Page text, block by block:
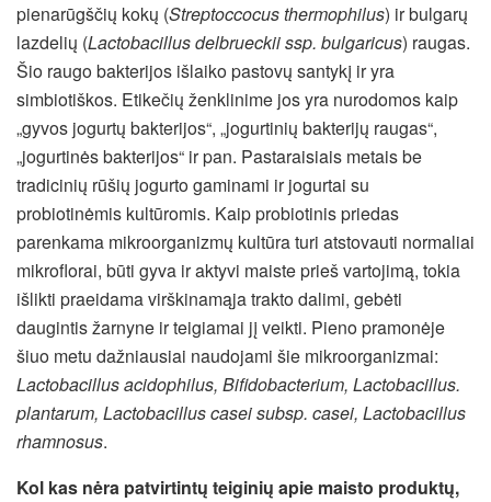
pienarūgščių kokų (Streptoccocus thermophilus) ir bulgarų
lazdelių (Lactobacillus delbrueckii ssp. bulgaricus) raugas.
Šio raugo bakterijos išlaiko pastovų santykį ir yra
simbiotiškos. Etikečių ženklinime jos yra nurodomos kaip
„gyvos jogurtų bakterijos“, „jogurtinių bakterijų raugas“,
„jogurtinės bakterijos“ ir pan. Pastaraisiais metais be
tradicinių rūšių jogurto gaminami ir jogurtai su
probiotinėmis kultūromis. Kaip probiotinis priedas
parenkama mikroorganizmų kultūra turi atstovauti normaliai
mikroflorai, būti gyva ir aktyvi maiste prieš vartojimą, tokia
išlikti praeidama virškinamąja trakto dalimi, gebėti
daugintis žarnyne ir teigiamai jį veikti. Pieno pramonėje
šiuo metu dažniausiai naudojami šie mikroorganizmai:
Lactobacillus acidophilus, Bifidobacterium, Lactobacillus.
plantarum, Lactobacillus casei subsp. casei, Lactobacillus
rhamnosus.
Kol kas nėra patvirtintų teiginių apie maisto produktų,